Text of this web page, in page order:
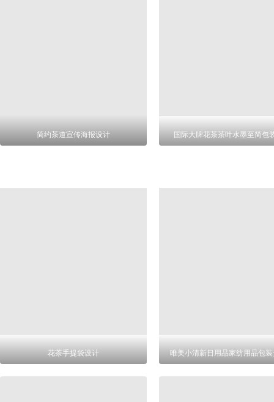
简约茶道宣传海报设计 国际大牌花茶茶叶水墨至简包
花茶手提袋设计 唯美小清新日用品家纺用品包